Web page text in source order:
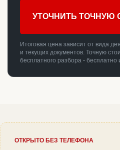
УТОЧНИТЬ ТОЧНУЮ
Итоговая цена зависит от вида
и текущих документов. Точную
бесплатного разбора - бесплатно
ОТКРЫТО БЕЗ ТЕЛЕФОНА